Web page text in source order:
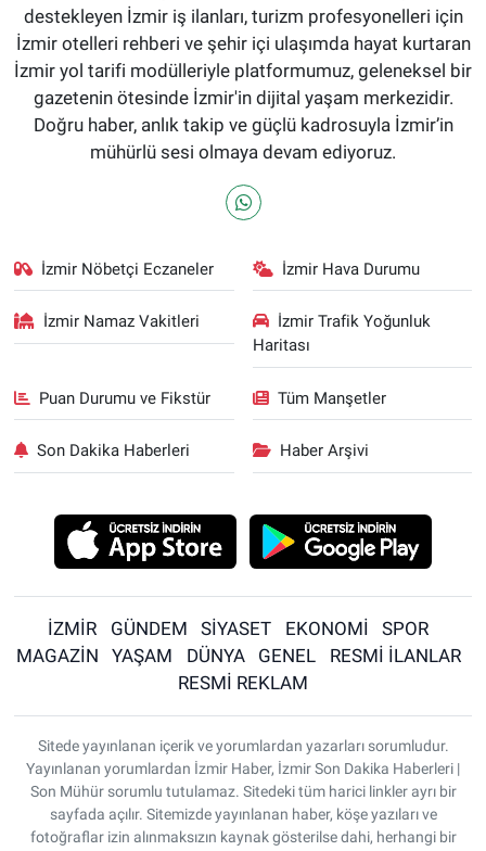
destekleyen İzmir iş ilanları, turizm profesyonelleri için
İzmir otelleri rehberi ve şehir içi ulaşımda hayat kurtaran
İzmir yol tarifi modülleriyle platformumuz, geleneksel bir
gazetenin ötesinde İzmir'in dijital yaşam merkezidir.
Doğru haber, anlık takip ve güçlü kadrosuyla İzmir’in
mühürlü sesi olmaya devam ediyoruz.
İzmir Nöbetçi Eczaneler İzmir Hava Durumu
İzmir Namaz Vakitleri
İzmir Trafik Yoğunluk
Haritası
Puan Durumu ve Fikstür Tüm Manşetler
Son Dakika Haberleri Haber Arşivi
İZMİR GÜNDEM SİYASET EKONOMİ
SPOR
MAGAZİN
YAŞAM DÜNYA GENEL
RESMİ İLANLAR
RESMİ REKLAM
Sitede yayınlanan içerik ve yorumlardan yazarları sorumludur.
Yayınlanan yorumlardan İzmir Haber, İzmir Son Dakika Haberleri |
Son Mühür sorumlu tutulamaz. Sitedeki tüm harici linkler ayrı bir
sayfada açılır. Sitemizde yayınlanan haber, köşe yazıları ve
fotoğraflar izin alınmaksızın kaynak gösterilse dahi, herhangi bir